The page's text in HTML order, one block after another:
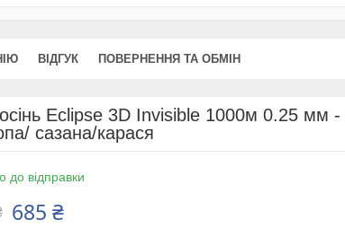
ВІДГУК ПОВЕРНЕННЯ ТА ОБМІН
Eclipse 3D Invisible 1000м 0.25 мм -
сазана/карася
до відправки
685 ₴